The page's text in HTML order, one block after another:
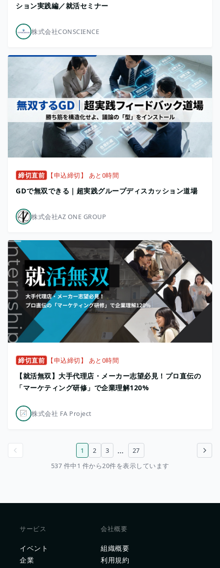
ション実践編／就活セミナー
株式会社CONSCIENCE
締切直前 【申込締切】 あと0時間
GDで無双できる｜超実践グループディスカッション道場
株式会社AZ ONE GROUP
締切直前 【申込締切】 あと0時間
【就活無双】大手代理店・メーカー志望必見！プロ直伝の
「マーケティング研修」で企業理解120%
株式会社 FA Project
次のページ
1 2 3 …
27
537 件中1 件から20件を表示しています
サービス
イベント
企業
会社概要
組織概要
利用規約